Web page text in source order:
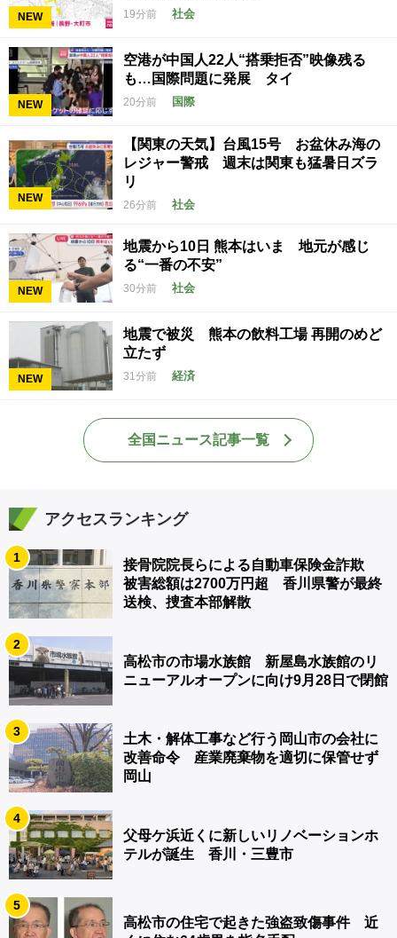
NEW 19分前 社会
NEW
空港が中国人22人“搭乗拒否”映像残る
も…国際問題に発展 タイ
20分前 国際
NEW
【関東の天気】台風15号 お盆休み海の
レジャー警戒 週末は関東も猛暑日ズラ
リ
26分前 社会
NEW
地震から10日 熊本はいま 地元が感じ
る“一番の不安”
30分前 社会
NEW
地震で被災 熊本の飲料工場 再開のめど
立たず
31分前 経済
全国ニュース記事一覧
アクセスランキング
1
接骨院院長らによる自動車保険金詐欺
被害総額は2700万円超 香川県警が最終
送検、捜査本部解散
2
高松市の市場水族館 新屋島水族館のリ
ニューアルオープンに向け9月28日で閉館
3
土木・解体工事など行う岡山市の会社に
改善命令 産業廃棄物を適切に保管せず
岡山
4
父母ケ浜近くに新しいリノベーションホ
テルが誕生 香川・三豊市
5
高松市の住宅で起きた強盗致傷事件 近